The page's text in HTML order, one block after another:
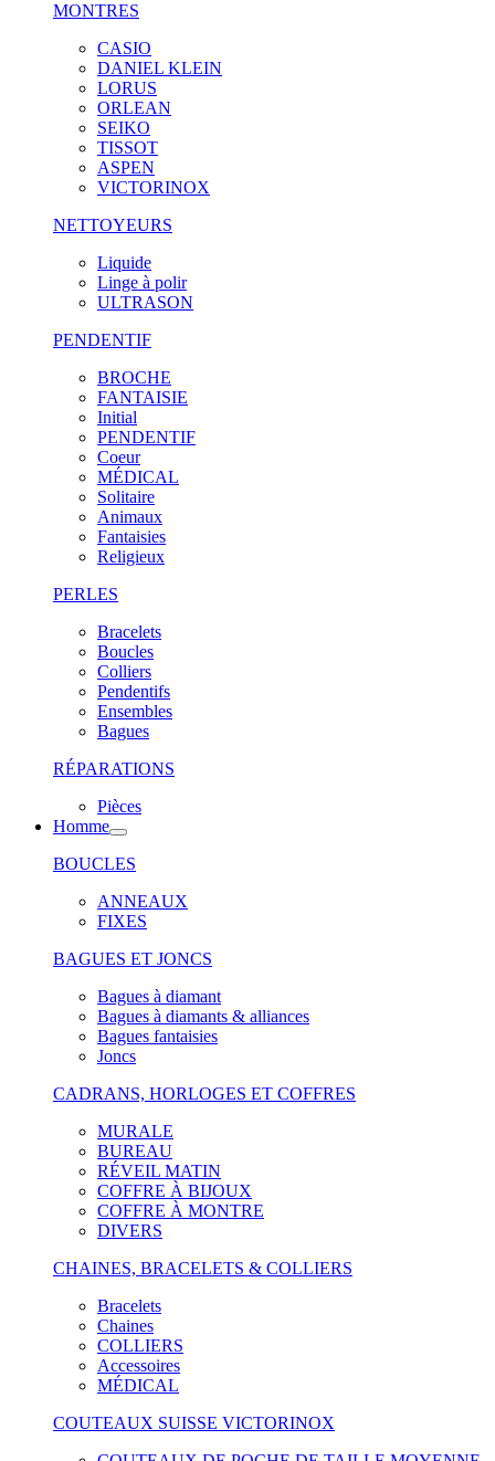
MONTRES
CASIO
DANIEL KLEIN
LORUS
ORLEAN
SEIKO
TISSOT
ASPEN
VICTORINOX
NETTOYEURS
Liquide
Linge à polir
ULTRASON
PENDENTIF
BROCHE
FANTAISIE
Initial
PENDENTIF
Coeur
MÉDICAL
Solitaire
Animaux
Fantaisies
Religieux
PERLES
Bracelets
Boucles
Colliers
Pendentifs
Ensembles
Bagues
RÉPARATIONS
Pièces
Homme
BOUCLES
ANNEAUX
FIXES
BAGUES ET JONCS
Bagues à diamant
Bagues à diamants & alliances
Bagues fantaisies
Joncs
CADRANS, HORLOGES ET COFFRES
MURALE
BUREAU
RÉVEIL MATIN
COFFRE À BIJOUX
COFFRE À MONTRE
DIVERS
CHAINES, BRACELETS & COLLIERS
Bracelets
Chaines
COLLIERS
Accessoires
MÉDICAL
COUTEAUX SUISSE VICTORINOX